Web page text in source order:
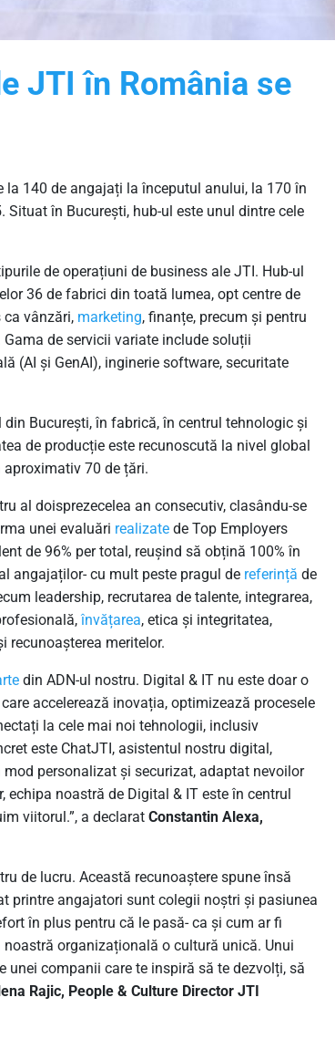
JTI în România se
la 140 de angajați la începutul anului, la 170 în
în București, hub-ul este unul dintre cele
de operațiuni de business ale JTI. Hub-ul
36 de fabrici din toată lumea, opt centre de
vânzări, marketing, finanțe, precum și pentru
Gama de servicii variate include soluții
(AI și GenAI), inginerie software, securitate
București, în fabrică, în centrul tehnologic și
de producție este recunoscută la nivel global
70 de țări.
al doisprezecelea an consecutiv, clasându-se
unei evaluări realizate de Top Employers
de 96% per total, reușind să obțină 100% în
angajaților- cu mult peste pragul de referință de
leadership, recrutarea de talente, integrarea,
învățarea, etica și integritatea,
recunoașterea meritelor.
din ADN-ul nostru. Digital & IT nu este doar o
accelerează inovația, optimizează procesele
la cele mai noi tehnologii, inclusiv
este ChatJTI, asistentul nostru digital,
personalizat și securizat, adaptat nevoilor
noastră de Digital & IT este în centrul
viitorul.”, a declarat Constantin Alexa,
de lucru. Această recunoaștere spune însă
printre angajatori sunt colegii noștri și pasiunea
în plus pentru că le pasă- ca și cum ar fi
noastră organizațională o cultură unică. Unui
unei companii care te inspiră să te dezvolți, să
Rajic, People & Culture Director JTI